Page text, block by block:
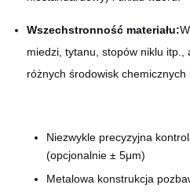
Wszechstronność materiału:
miedzi, tytanu, stopów niklu itp.,
różnych środowisk chemicznych
Niezwykle precyzyjna
(opcjonalnie ± 5μm)
Metalowa konstrukcja